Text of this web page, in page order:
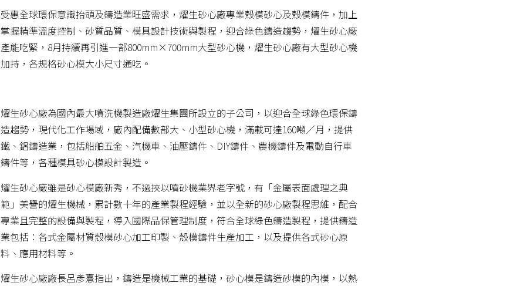
受惠全球環保意識抬頭及鑄造業旺盛需求，燿生砂心廠專業殼模砂心及殼模鑄件，加上
掌握精準溫度控制、砂質品質、模具設計技術與製程，迎合綠色鑄造趨勢，燿生砂心廠
產能吃緊，8月持續再引進一部800mm×700mm大型砂心機，燿生砂心廠有大型砂心機
加持，各規格砂心模大小尺寸通吃。
燿生砂心廠為國內最大噴洗機製造廠燿生集團所設立的子公司，以迎合全球綠色環保鑄
造趨勢，現代化工作場域，廠內配備數部大、小型砂心機，滿載可達160噸／月，提供
鐵、鋁鑄造業，包括船舶五金、汽機車、油壓鑄件、DIY鑄件、農機鑄件及電動自行車
鑄件等，各種模具砂心模設計製造。
燿生砂心廠雖是砂心模廠新秀，不過挾以噴砂機業界老字號，有「金屬表面處理之典
範」美譽的燿生機械，累計數十年的產業製程經驗，並以全新的砂心廠製程思維，配合
專業且完整的設備與製程，導入國際品保管理制度，符合全球綠色鑄造製程，提供鑄造
業包括：各式金屬材質殼模砂心加工印製、殼模鑄件生產加工，以及提供各式砂心原
料、應用材料等。
燿生砂心廠廠長呂彥憙指出，鑄造是機械工業的基礎，砂心模是鑄造砂模的內模，以熱